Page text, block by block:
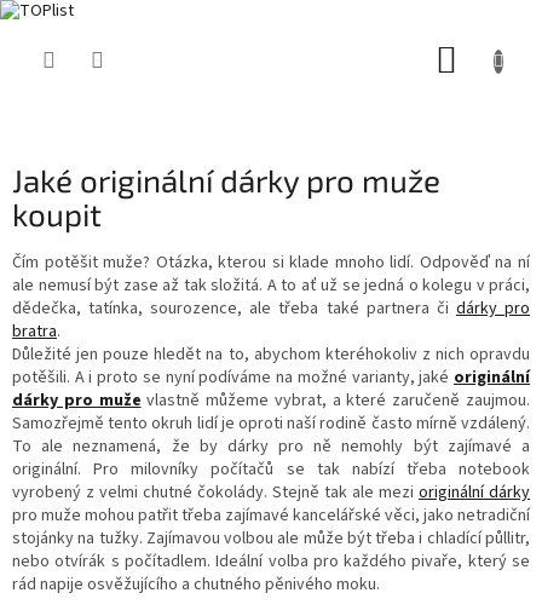
Jaké originální dárky pro muže
koupit
Čím potěšit muže? Otázka, kterou si klade mnoho lidí. Odpověď na ní
ale nemusí být zase až tak složitá. A to ať už se jedná o kolegu v práci,
dědečka, tatínka, sourozence, ale třeba také partnera či dárky pro
bratra.
Důležité jen pouze hledět na to, abychom kteréhokoliv z nich opravdu
potěšili. A i proto se nyní podíváme na možné varianty, jaké originální
dárky pro muže vlastně můžeme vybrat, a které zaručeně zaujmou.
Samozřejmě tento okruh lidí je oproti naší rodině často mírně vzdálený.
To ale neznamená, že by dárky pro ně nemohly být zajímavé a
originální. Pro milovníky počítačů se tak nabízí třeba notebook
vyrobený z velmi chutné čokolády. Stejně tak ale mezi originální dárky
pro muže mohou patřit třeba zajímavé kancelářské věci, jako netradiční
stojánky na tužky. Zajímavou volbou ale může být třeba i chladící půllitr,
nebo otvírák s počítadlem. Ideální volba pro každého pivaře, který se
rád napije osvěžujícího a chutného pěnivého moku.